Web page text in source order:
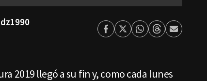
Facebook
TwitterWhatsapp
ThreadsEnviar
2019 llegó a su fin y, como cada lunes